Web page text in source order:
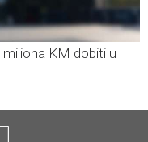
KM dobiti u